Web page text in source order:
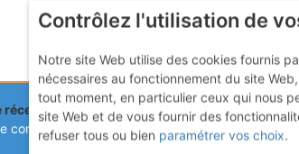
récente et importante mise à jour du site,si
compte sur le site.de Morgiou -
Contrôlez l'utilisation de
Notre site Web utilise des cookies fournis
nécessaires au fonctionnement du site
tout moment, en particulier ceux qui nous
site Web et de vous fournir des
refuser tous ou bien paramétrer vos choix.